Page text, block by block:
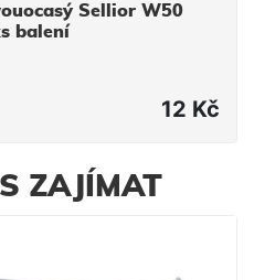
Sellior W50
balení
12 Kč
ZAJÍMAT